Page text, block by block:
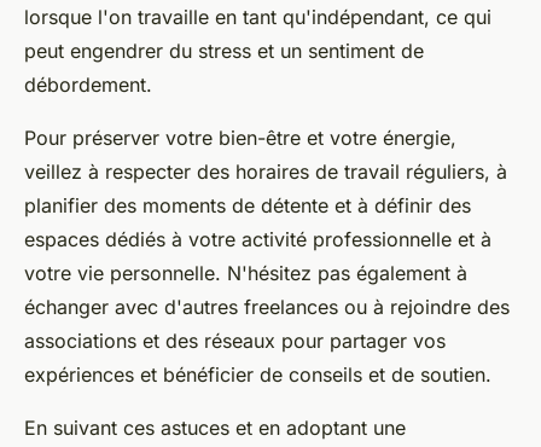
lorsque l'on travaille en tant qu'indépendant, ce qui
peut engendrer du stress et un sentiment de
débordement.
Pour préserver votre bien-être et votre énergie,
veillez à respecter des horaires de travail réguliers, à
planifier des moments de détente et à définir des
espaces dédiés à votre activité professionnelle et à
votre vie personnelle. N'hésitez pas également à
échanger avec d'autres freelances ou à rejoindre des
associations et des réseaux pour partager vos
expériences et bénéficier de conseils et de soutien.
En suivant ces astuces et en adoptant une